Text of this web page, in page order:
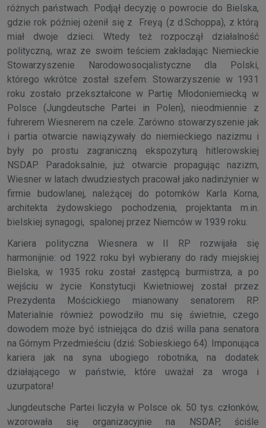
różnych państwach. Podjął decyzję o powrocie do Bielska,
gdzie rok później ożenił się z Freyą (z d.Schoppa), z którą
miał dwoje dzieci. Wtedy też rozpoczął działalność
polityczną, wraz ze swoim teściem zakładając Niemieckie
Stowarzyszenie Narodowosocjalistyczne dla Polski,
którego wkrótce został szefem. Stowarzyszenie w 1931
roku zostało przekształcone w Partię Młodoniemiecką w
Polsce (Jungdeutsche Partei in Polen), nieodmiennie z
fuhrerem Wiesnerem na czele. Zarówno stowarzyszenie jak
i partia otwarcie nawiązywały do niemieckiego nazizmu i
były po prostu zagraniczną ekspozyturą hitlerowskiej
NSDAP. Paradoksalnie, już otwarcie propagując nazizm,
Wiesner w latach dwudziestych pracował jako nadinżynier w
firmie budowlanej, należącej do potomków Karla Korna,
architekta żydowskiego pochodzenia, projektanta m.in.
bielskiej synagogi, spalonej przez Niemców w 1939 roku.
Kariera polityczna Wiesnera w II RP rozwijała się
harmonijnie: od 1922 roku był wybierany do rady miejskiej
Bielska, w 1935 roku został zastępcą burmistrza, a po
wejściu w życie Konstytucji Kwietniowej został przez
Prezydenta Mościckiego mianowany senatorem RP.
Materialnie również powodziło mu się świetnie, czego
dowodem może być istniejąca do dziś willa pana senatora
na Górnym Przedmieściu (dziś: Sobieskiego 64). Imponująca
kariera jak na syna ubogiego robotnika, na dodatek
działającego w państwie, które uważał za wroga i
uzurpatora!
Jungdeutsche Partei liczyła w Polsce ok. 50 tys. członków,
wzorowała się organizacyjnie na NSDAP, ściśle